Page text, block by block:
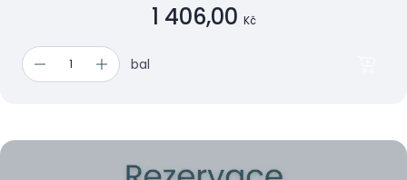
1 406,00 Kč
bal